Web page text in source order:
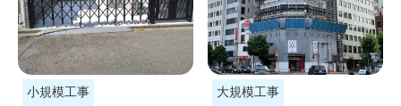
小規模工事 大規模工事